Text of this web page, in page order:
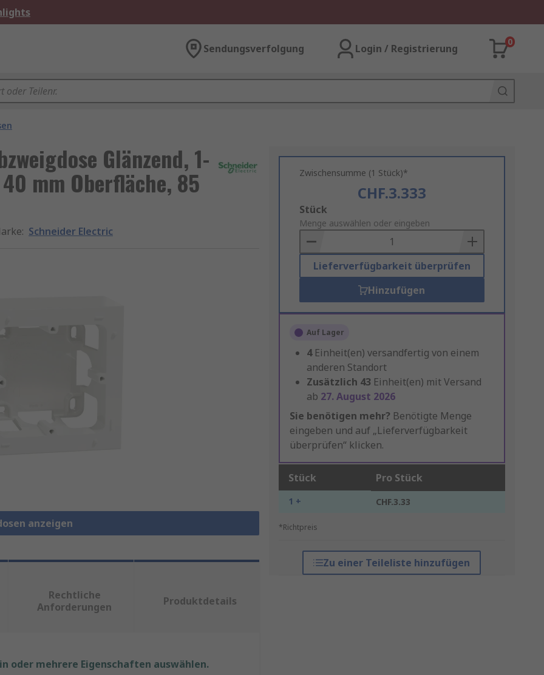
Sendungsverfolgung Login / Registrierung
0
Glänzend, 1-
mm Oberfläche, 85
: Schneider Electric
anzeigen
Zwischensumme (1 Stück)*
CHF.3.333
Add
to
Basket
Stück
Menge auswählen oder eingeben
Lieferverfügbarkeit überprüfen
Hinzufügen
Auf Lager
4 Einheit(en) versandfertig von einem
anderen Standort
Zusätzlich 43 Einheit(en) mit Versand
ab 27. August 2026
Sie benötigen mehr? Benötigte Menge
eingeben und auf „Lieferverfügbarkeit
überprüfen“ klicken.
Stück Pro Stück
1 + CHF.3.33
*Richtpreis
Zu einer Teileliste hinzufügen
Rechtliche
Anforderungen
Produktdetails
oder mehrere Eigenschaften auswählen.